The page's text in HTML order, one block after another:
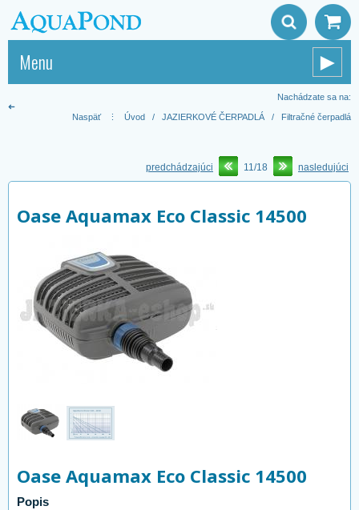
Menu ►
Nachádzate sa na:
➜
Naspäť
⋮ Úvod / JAZIERKOVÉ ČERPADLÁ / Filtračné čerpadlá
predchádzajúci 11/18 nasledujúci
Oase Aquamax Eco Classic 14500
Oase Aquamax Eco Classic 14500
Popis